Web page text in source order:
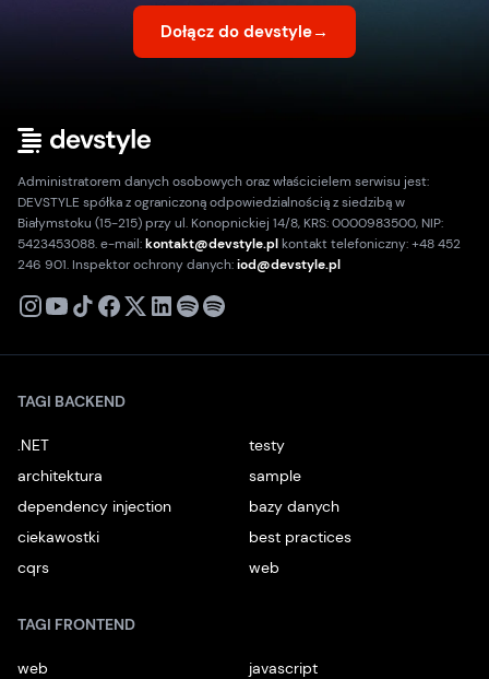
Dołącz do devstyle→
Administratorem danych osobowych oraz właścicielem serwisu jest:
DEVSTYLE spółka z ograniczoną odpowiedzialnością z siedzibą w
Białymstoku (15-215) przy ul. Konopnickiej 14/8, KRS: 0000983500, NIP:
5423453088. e-mail:kontakt@devstyle.plkontakt telefoniczny: +48 452
246 901. Inspektor ochrony danych:iod@devstyle.pl
X
TAGI BACKEND
.NET
testy
architektura
sample
dependency injection
bazy danych
ciekawostki
best practices
cqrs
web
TAGI FRONTEND
web
javascript